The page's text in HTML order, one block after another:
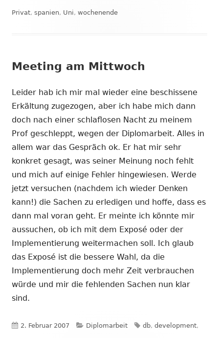
Privat, spanien, Uni, wochenende
Meeting am Mittwoch
Leider hab ich mir mal wieder eine beschissene
Erkältung zugezogen, aber ich habe mich dann
doch nach einer schlaflosen Nacht zu meinem
Prof geschleppt, wegen der Diplomarbeit. Alles in
allem war das Gespräch ok. Er hat mir sehr
konkret gesagt, was seiner Meinung noch fehlt
und mich auf einige Fehler hingewiesen. Werde
jetzt versuchen (nachdem ich wieder Denken
kann!) die Sachen zu erledigen und hoffe, dass es
dann mal voran geht. Er meinte ich könnte mir
aussuchen, ob ich mit dem Exposé oder der
Implementierung weitermachen soll. Ich glaub
das Exposé ist die bessere Wahl, da die
Implementierung doch mehr Zeit verbrauchen
würde und mir die fehlenden Sachen nun klar
sind.
Veröffentlicht
2. Februar 2007 Kategorien
Diplomarbeit Schlagwörter
db, development,